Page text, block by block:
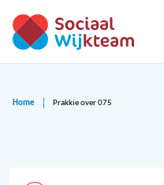
Home Prakkie over 075